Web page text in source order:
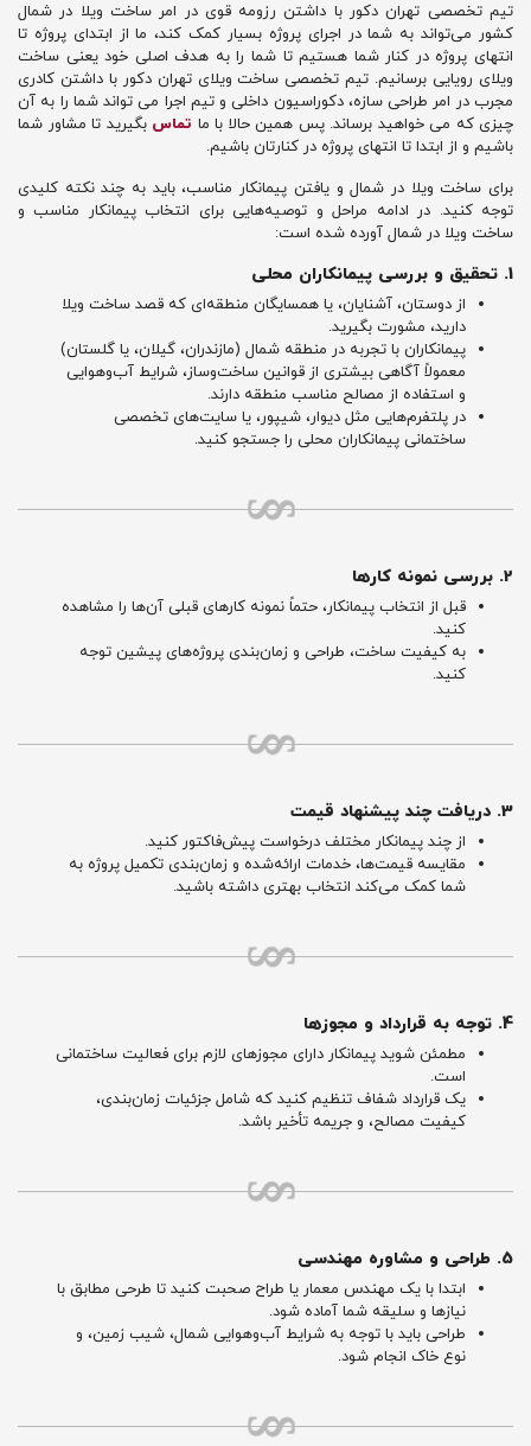
تیم تخصصی تهران دکور با داشتن رزومه قوی در امر ساخت ویلا در شمال
کشور می‌تواند به شما در اجرای پروژه بسیار کمک کند، ما از ابتدای پروژه تا
انتهای پروژه در کنار شما هستیم تا شما را به هدف اصلی خود یعنی ساخت
ویلای رویایی برسانیم. تیم تخصصی ساخت ویلای تهران دکور با داشتن کادری
مجرب در امر طراحی سازه، دکوراسیون داخلی و تیم اجرا می تواند شما را به آن
چیزی که می خواهید برساند. پس همین حالا با ما تماس بگیرید تا مشاور شما
باشیم و از ابتدا تا انتهای پروژه در کنارتان باشیم.
برای ساخت ویلا در شمال و یافتن پیمانکار مناسب، باید به چند نکته کلیدی
توجه کنید. در ادامه مراحل و توصیه‌هایی برای انتخاب پیمانکار مناسب و
ساخت ویلا در شمال آورده شده است:
1. تحقیق و بررسی پیمانکاران محلی
از دوستان، آشنایان، یا همسایگان منطقه‌ای که قصد ساخت ویلا
دارید، مشورت بگیرید.
پیمانکاران با تجربه در منطقه شمال (مازندران، گیلان، یا گلستان)
معمولاً آگاهی بیشتری از قوانین ساخت‌وساز، شرایط آب‌وهوایی
و استفاده از مصالح مناسب منطقه دارند.
در پلتفرم‌هایی مثل دیوار، شیپور، یا سایت‌های تخصصی
ساختمانی پیمانکاران محلی را جستجو کنید.
2. بررسی نمونه کارها
قبل از انتخاب پیمانکار، حتماً نمونه کارهای قبلی آن‌ها را مشاهده
کنید.
به کیفیت ساخت، طراحی و زمان‌بندی پروژه‌های پیشین توجه
کنید.
3. دریافت چند پیشنهاد قیمت
از چند پیمانکار مختلف درخواست پیش‌فاکتور کنید.
مقایسه قیمت‌ها، خدمات ارائه‌شده و زمان‌بندی تکمیل پروژه به
شما کمک می‌کند انتخاب بهتری داشته باشید.
4. توجه به قرارداد و مجوزها
مطمئن شوید پیمانکار دارای مجوزهای لازم برای فعالیت ساختمانی
است.
یک قرارداد شفاف تنظیم کنید که شامل جزئیات زمان‌بندی،
کیفیت مصالح، و جریمه تأخیر باشد.
5. طراحی و مشاوره مهندسی
ابتدا با یک مهندس معمار یا طراح صحبت کنید تا طرحی مطابق با
نیازها و سلیقه شما آماده شود.
طراحی باید با توجه به شرایط آب‌وهوایی شمال، شیب زمین، و
نوع خاک انجام شود.